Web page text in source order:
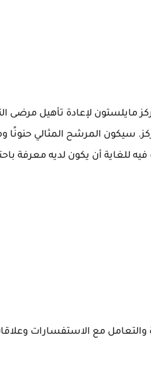
مايلستون لإعادة تأهيل مرضى
المرشح المثالي حنونًا
للغاية أن يكون لديه معرفة
والتعامل مع الاستفسارات